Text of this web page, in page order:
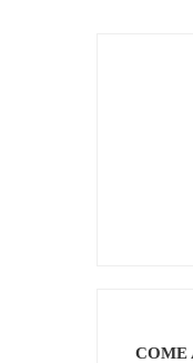
COME